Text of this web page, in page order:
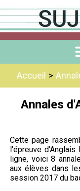
Accueil >
Annales
Cette page
l'épreuve
ligne, voici 8
aux élèves dans
session 2017 du